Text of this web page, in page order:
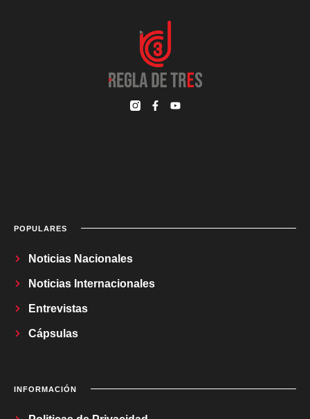
POPULARES
Noticias Nacionales
Noticias Internacionales
Entrevistas
Cápsulas
INFORMACIÓN